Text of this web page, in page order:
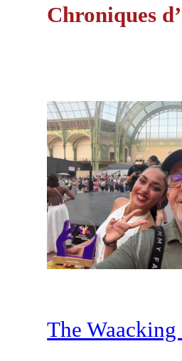
Chroniques
The